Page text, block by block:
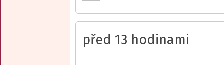
před 13 hodinami